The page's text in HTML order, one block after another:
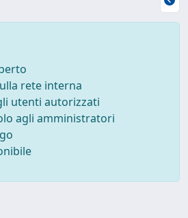
rete interna
utenti autorizzati
agli amministratori